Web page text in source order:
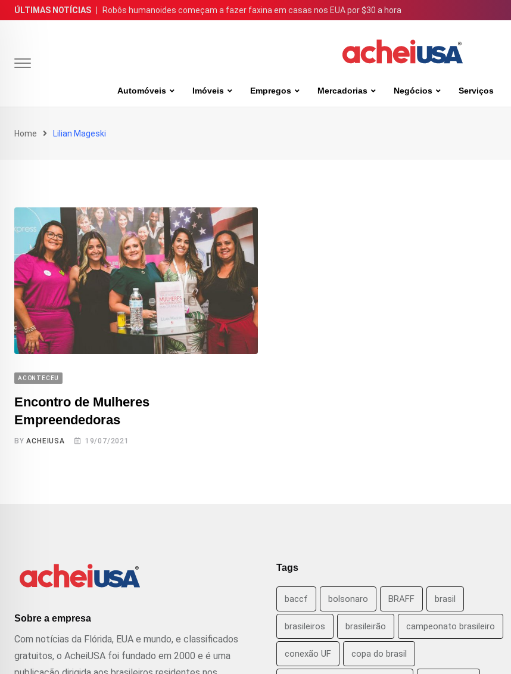
Skip
to
ÚLTIMAS NOTÍCIAS Robôs humanoides começam a fazer faxina em casas nos EUA por $30 a hora
Automóveis Imóveis Empregos Mercadorias Negócios Serviços
Home Lilian Mageski
ACONTECEU
Encontro de Mulheres
Empreendedoras
BYACHEIUSA 19/07/2021
Sobre a empresa
Com notícias da Flórida, EUA e mundo, e classificados
gratuitos, o AcheiUSA foi fundado em 2000 e é uma
Tags
baccf bolsonaro BRAFF brasil
brasileiros brasileirão campeonato brasileiro
conexão UF copa do brasil